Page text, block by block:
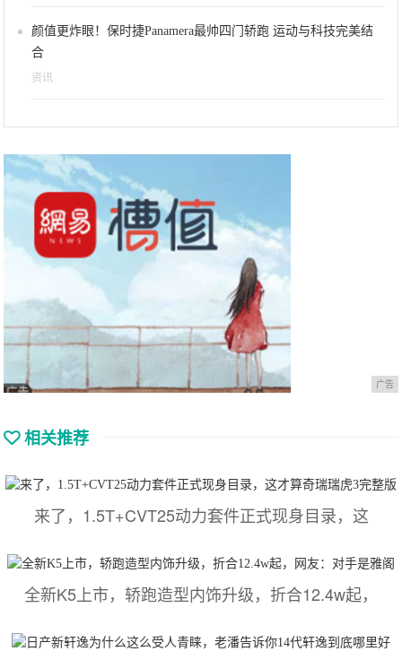
颜值更炸眼！保时捷Panamera最帅四门轿跑 运动与科技完美结
合
资讯
广告
相关推荐
来了，1.5T+CVT25动力套件正式现身目录，这
全新K5上市，轿跑造型内饰升级，折合12.4w起，